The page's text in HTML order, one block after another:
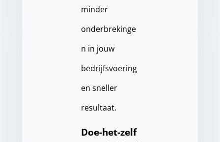
minder
onderbrekinge
n in jouw
bedrijfsvoering
en sneller
resultaat.
Doe-het-zelf